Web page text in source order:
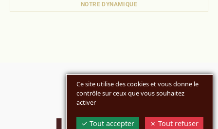
NOTRE DYNAMIQUE
Ce site utilise des cookies et vous donne le
contrôle sur ceux que vous souhaitez
activer
Tout accepter
Tout refuser